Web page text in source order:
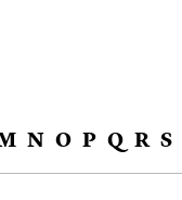
N O P Q R S